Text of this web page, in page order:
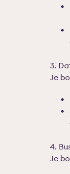
3.
Je
4.
Je